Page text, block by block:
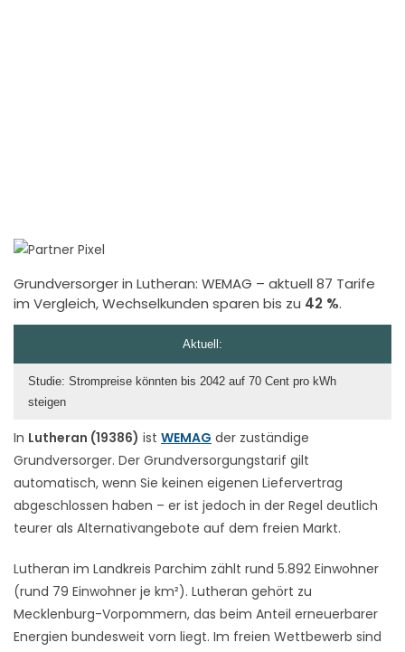
Grundversorger in Lutheran: WEMAG – aktuell 87 Tarife
im Vergleich, Wechselkunden sparen bis zu 42 %.
In Lutheran (19386) ist WEMAG der zuständige
Grundversorger. Der Grundversorgungstarif gilt
automatisch, wenn Sie keinen eigenen Liefervertrag
abgeschlossen haben – er ist jedoch in der Regel deutlich
teurer als Alternativangebote auf dem freien Markt.
Lutheran im Landkreis Parchim zählt rund 5.892 Einwohner
(rund 79 Einwohner je km²). Lutheran gehört zu
Mecklenburg-Vorpommern, das beim Anteil erneuerbarer
Energien bundesweit vorn liegt. Im freien Wettbewerb sind
Aktuell:
Studie: Strompreise könnten bis 2042 auf 70 Cent pro kWh
steigen